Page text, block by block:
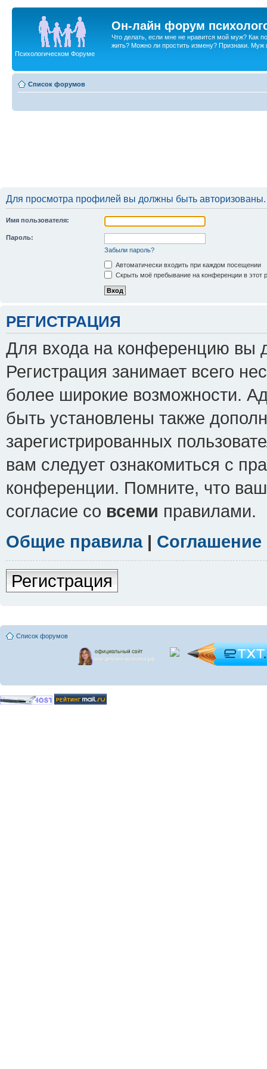
Он-лайн форум
Что делать, если мне не нравится мой муж? Как
жить? Можно ли простить измену? Признаки. Муж
Психологическом Форуме
Список форумов
Для просмотра профилей вы должны быть авторизованы.
Имя пользователя:
Пароль:
Забыли пароль?
Автоматически входить при каждом посещении
Скрыть моё пребывание на конференции в этот
РЕГИСТРАЦИЯ
Для входа на конференцию вы
Регистрация занимает всего
более широкие возможности.
быть установлены также
зарегистрированных
вам следует ознакомиться с
конференции. Помните, что
согласие со всеми правилами.
Общие правила|
Регистрация
Список форумов